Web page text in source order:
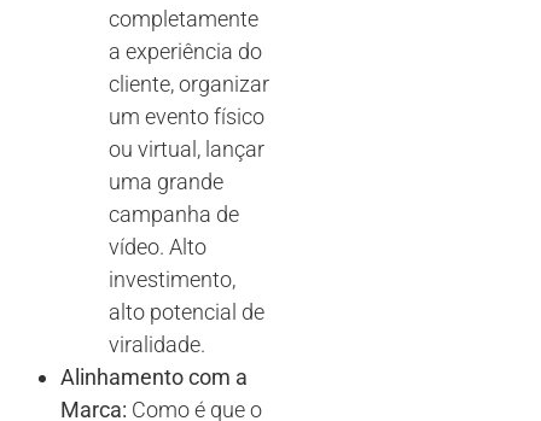
completamente
a experiência do
cliente, organizar
um evento físico
ou virtual, lançar
uma grande
campanha de
vídeo. Alto
investimento,
alto potencial de
viralidade.
Alinhamento com a
Marca: Como é que o